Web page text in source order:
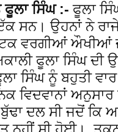
ਫੂਲਾ ਸਿੰਘ :- ਫੂਲਾ
ਸਨ। ਉਹਨਾਂ ਨੇ
ਵਰਗੀਆਂ ਔਖੀਆਂ
ਫੂਲਾ ਸਿੰਘ ਦੀ
ਸਿੰਘ ਨੂੰ ਬਹੁਤੀ
ਵਿਦਵਾਨਾਂ
ਬੁੱਢਾ ਦਲ ਸੀ ਜਦੋਂ
ਨਹੀਂ ਸੀ ਹੋਈ।